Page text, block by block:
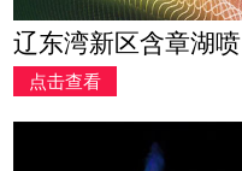
辽东湾新区含章湖喷
泉工程
点击查看